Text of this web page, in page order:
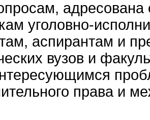
адресована
уголовно-
аспирантам и
вузов и
права и